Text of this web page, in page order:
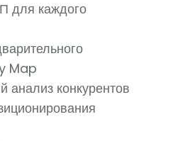
для каждого
Map
анализ конкурентов